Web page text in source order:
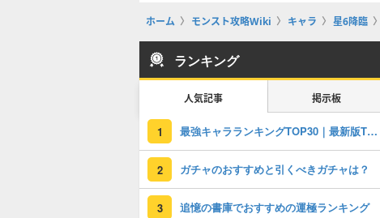
ホーム モンスト攻略Wiki キャラ 星6降臨
ランキング
人気記事 掲示板
1 最強キャラランキングTOP30｜最新版Tier
2 ガチャのおすすめと引くべきガチャは？
3 追憶の書庫でおすすめの運極ランキング